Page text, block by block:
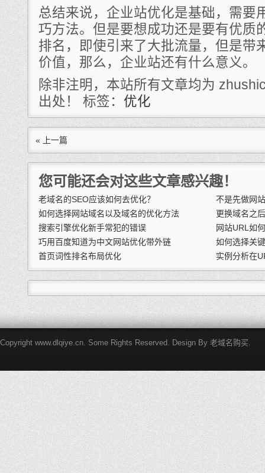
总结来说，企业站优化是基础，需要
巧方法。但是要想成功还是要有优质
排名，即使引来了大批流量，但是带
价值，那么，企业站还有什么意义。
除非注明，本站所有文章均为
出处！ 标签： 优化
« 上一篇
您可能还会对这些文章感兴趣！
老域名的SEO应该如何去优化？
如何选择网站域名以及域名的优化方法
更换域名之
搜索引擎优化新手常犯的错误
网站URL如
巧用百度知道为中文网站优化带外链
如何选择关
首页词性排名布局优化
实例分析在
Copyright www.dlqiye.cn. Some Rights Reserved. Design By 老域名购买.